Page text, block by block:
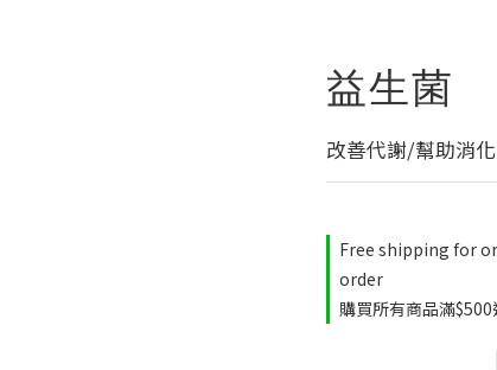
益生菌
改善代謝/幫助消化
Free shipping for
order
購買所有商品滿